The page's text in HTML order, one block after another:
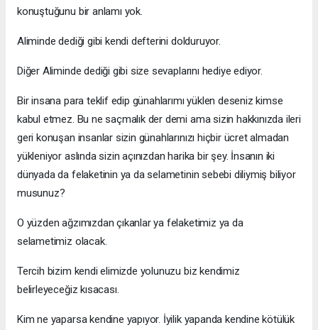
konuştuğunu bir anlamı yok.
Aliminde dediği gibi kendi defterini dolduruyor.
Diğer Aliminde dediği gibi size sevaplarını hediye ediyor.
Bir insana para teklif edip günahlarımı yüklen deseniz kimse
kabul etmez. Bu ne saçmalık der demi ama sizin hakkınızda ileri
geri konuşan insanlar sizin günahlarınızı hiçbir ücret almadan
yükleniyor aslında sizin açınızdan harika bir şey. İnsanın iki
dünyada da felaketinin ya da selametinin sebebi diliymiş biliyor
musunuz?
O yüzden ağzımızdan çıkanlar ya felaketimiz ya da
selametimiz olacak.
Tercih bizim kendi elimizde yolunuzu biz kendimiz
belirleyeceğiz kısacası.
Kim ne yaparsa kendine yapıyor. İyilik yapanda kendine kötülük